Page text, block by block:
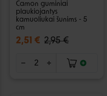
Camon guminiai
plaukiojantys
kamuoliukai šunims - 5
cm
2,51 € 2,95 €